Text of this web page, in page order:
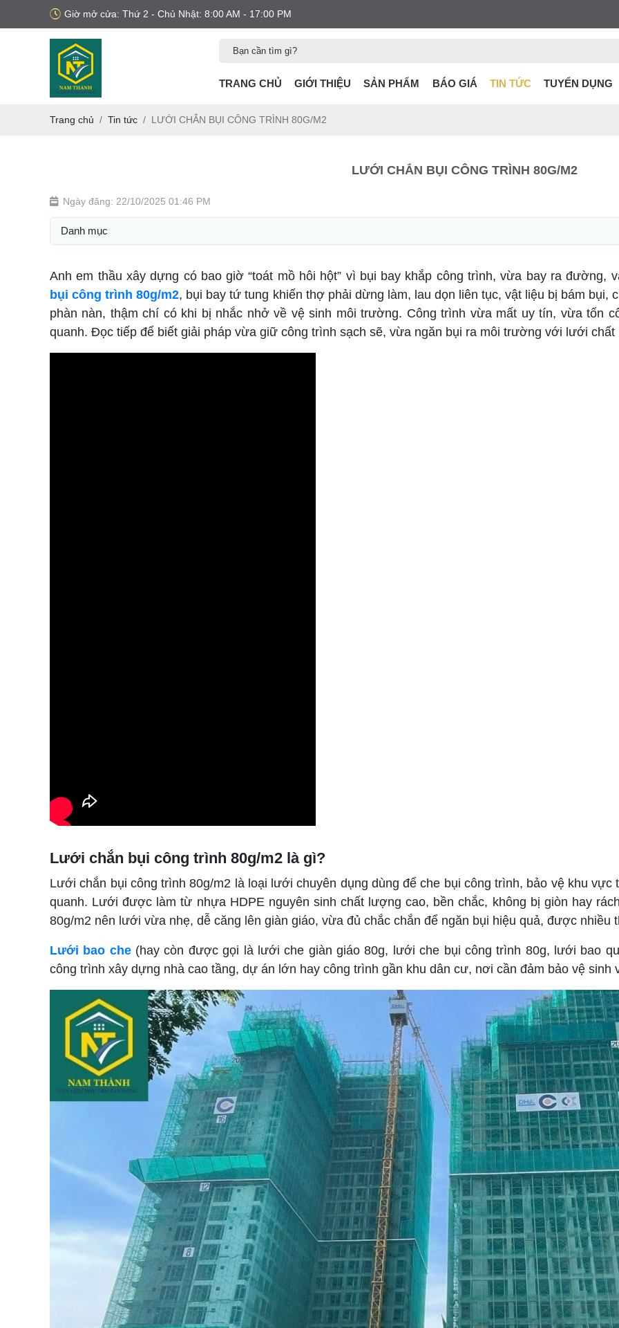
Giờ mở cửa: Thứ 2 - Chủ Nhật: 8:00 AM - 17:00 PM
TRANG CHỦ GIỚI THIỆU SẢN PHẨM BÁO GIÁ TIN TỨC TUYỂN DỤNG
Trang chủ Tin tức LƯỚI CHẮN BỤI CÔNG TRÌNH 80G/M2
LƯỚI CHẮN BỤI CÔNG TRÌNH 80G/M2
Ngày đăng: 22/10/2025 01:46 PM
Danh mục
Anh em thầu xây dựng có bao giờ “toát mồ hôi hột” vì bụi bay khắp công trình, vừa bay ra đường,
bụi công trình 80g/m2, bụi bay tứ tung khiến thợ phải dừng làm, lau dọn liên tục, vật liệu bị bám bụi,
phàn nàn, thậm chí có khi bị nhắc nhở về vệ sinh môi trường. Công trình vừa mất uy tín, vừa tốn
quanh. Đọc tiếp để biết giải pháp vừa giữ công trình sạch sẽ, vừa ngăn bụi ra môi trường với lưới
Lưới chắn bụi công trình 80g/m2 là gì?
Lưới chắn bụi công trình 80g/m2 là loại lưới chuyên dụng dùng để che bụi công trình, bảo vệ khu
quanh. Lưới được làm từ nhựa HDPE nguyên sinh chất lượng cao, bền chắc, không bị giòn hay
80g/m2 nên lưới vừa nhẹ, dễ căng lên giàn giáo, vừa đủ chắc chắn để ngăn bụi hiệu quả, được nhiều
Lưới bao che(hay còn được gọi là lưới che giàn giáo 80g, lưới che bụi công trình 80g, lưới bao
công trình xây dựng nhà cao tầng, dự án lớn hay công trình gần khu dân cư, nơi cần đảm bảo vệ sinh